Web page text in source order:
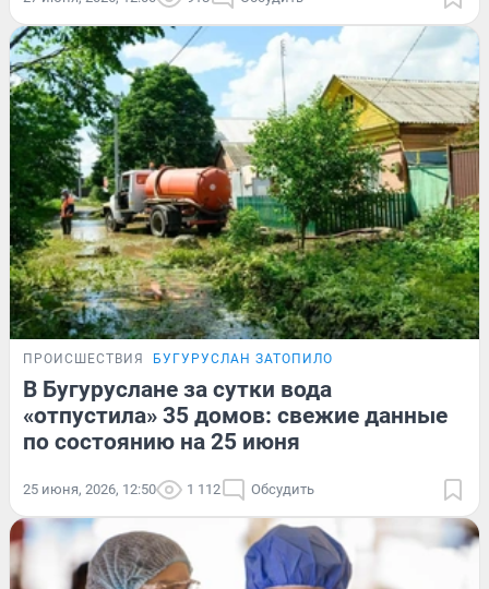
ПРОИСШЕСТВИЯ БУГУРУСЛАН ЗАТОПИЛО
В Бугуруслане за сутки вода
«отпустила» 35 домов: свежие данные
по состоянию на 25 июня
25 июня, 2026, 12:50 1 112 Обсудить